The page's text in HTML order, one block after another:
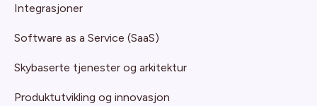
Integrasjoner
Software as a Service (SaaS)
Skybaserte tjenester og arkitektur
Produktutvikling og innovasjon